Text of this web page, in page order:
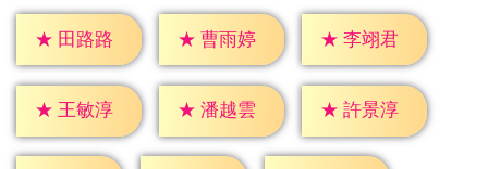
★ 田路路 ★ 曹雨婷 ★ 李翊君
★ 王敏淳 ★ 潘越雲 ★ 許景淳